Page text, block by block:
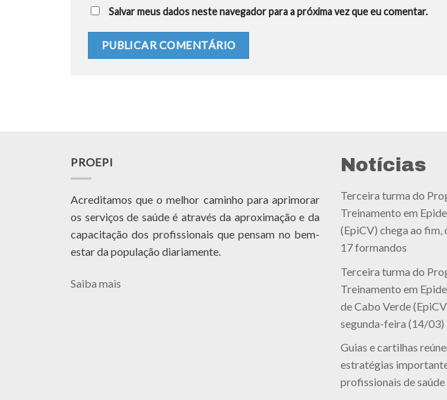
Salvar meus dados neste navegador para a próxima vez que eu comentar.
PROEPI
Acreditamos que o melhor caminho para aprimorar
os serviços de saúde é através da aproximação e da
capacitação dos profissionais que pensam no bem-
estar da população diariamente.
Saiba mais
Notícias
Terceira turma do
Treinamento em
(EpiCV) chega ao fim,
17 formandos
Terceira turma do
Treinamento em
de Cabo Verde
segunda-feira (14/03)
Guias e cartilhas
estratégias
profissionais de saúde